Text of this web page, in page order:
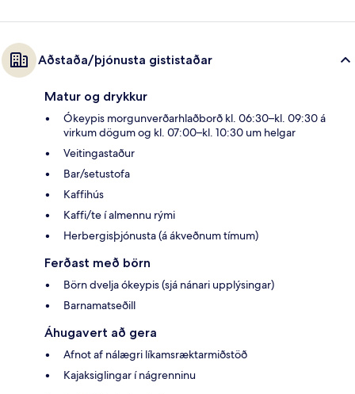
Aðstaða/þjónusta gististaðar
Matur og drykkur
Ókeypis morgunverðarhlaðborð kl. 06:30–kl. 09:30 á
virkum dögum og kl. 07:00–kl. 10:30 um helgar
Veitingastaður
Bar/setustofa
Kaffihús
Kaffi/te í almennu rými
Herbergisþjónusta (á ákveðnum tímum)
Ferðast með börn
Börn dvelja ókeypis (sjá nánari upplýsingar)
Barnamatseðill
Áhugavert að gera
Afnot af nálægri líkamsræktarmiðstöð
Kajaksiglingar í nágrenninu